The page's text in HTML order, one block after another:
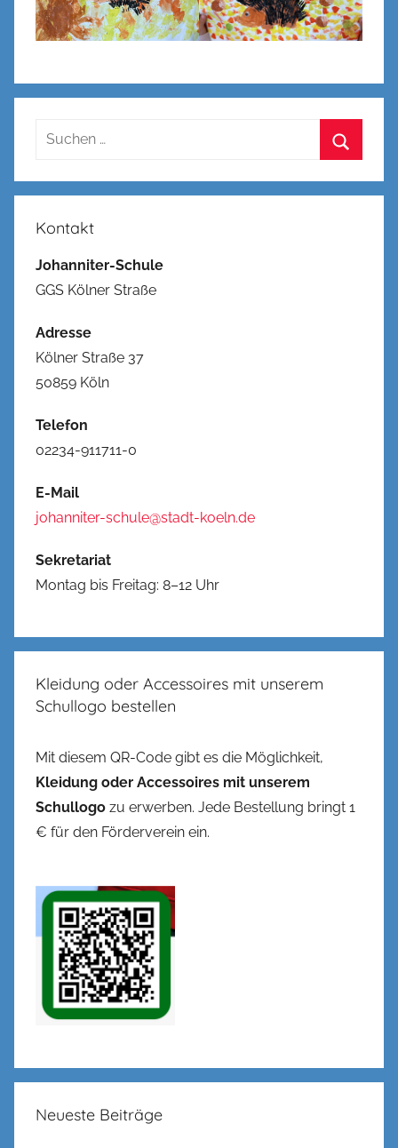
Suchen
Kontakt
Johanniter-Schule
GGS Kölner Straße
Adresse
Kölner Straße 37
50859 Köln
Telefon
02234-911711-0
E-Mail
johanniter-schule@stadt-koeln.de
Sekretariat
Montag bis Freitag: 8–12 Uhr
Kleidung oder Accessoires mit unserem
Schullogo bestellen
Mit diesem QR-Code gibt es die Möglichkeit,
Kleidung oder Accessoires mit unserem
Schullogo zu erwerben. Jede Bestellung bringt 1
€ für den Förderverein ein.
Neueste Beiträge